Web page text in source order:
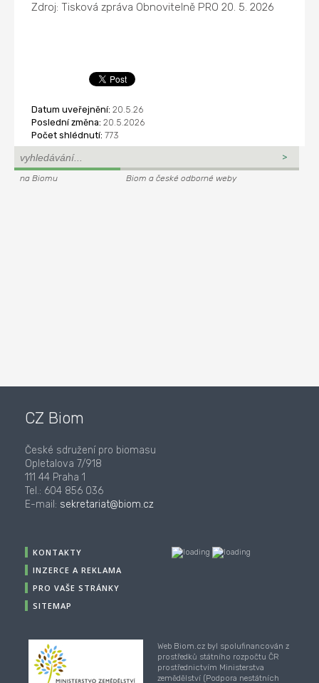
Zdroj: Tisková zpráva Obnovitelně PRO 20. 5. 2026
Datum uveřejnění: 20.5.26
Poslední změna: 20.5.2026
Počet shlédnutí: 773
na Biomu Biom a české odborné weby
CZ Biom
České sdružení pro biomasu
Opletalova 7/918
111 44 Praha 1
Tel.: 604 856 036
E-mail: sekretariat@biom.cz
KONTAKTY
INZERCE A REKLAMA
PRO VAŠE STRÁNKY
SITEMAP
Web Biom.cz byl spolufinancován z
prostředků státního rozpočtu ČR
prostřednictvím Ministerstva
zemědělství (Podpora nestátních